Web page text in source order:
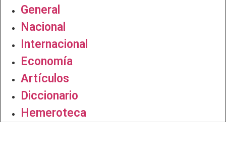
General
Nacional
Internacional
Economía
Artículos
Diccionario
Hemeroteca